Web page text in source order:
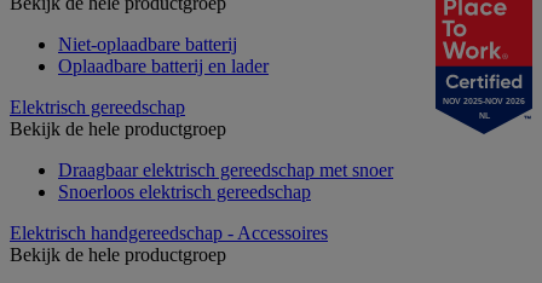
Niet-oplaadbare batterij
Oplaadbare batterij en lader
Elektrisch gereedschap
Bekijk de hele productgroep
Draagbaar elektrisch gereedschap met snoer
Snoerloos elektrisch gereedschap
Elektrisch handgereedschap - Accessoires
Bekijk de hele productgroep
NOV 2025-NOV 2026
NL